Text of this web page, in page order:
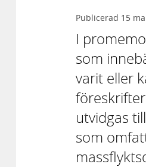
Publicerad 15
I
som
varit eller
utvidgas
som